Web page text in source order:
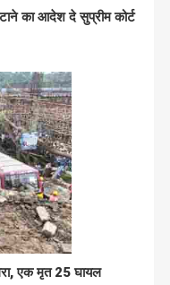
का आदेश दे सुप्रीम कोर्ट
एक मृत 25 घायल